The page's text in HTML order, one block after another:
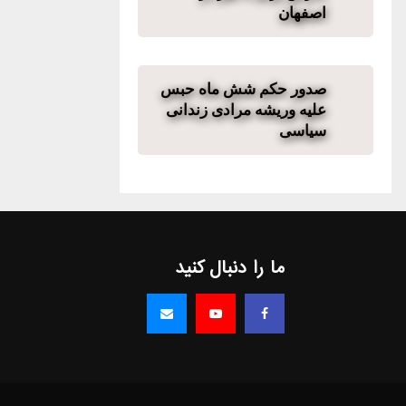
اصفهان
صدور حکم شش ماه حبس
علیه وریشه مرادی زندانی
سیاسی
ما را دنبال کنید